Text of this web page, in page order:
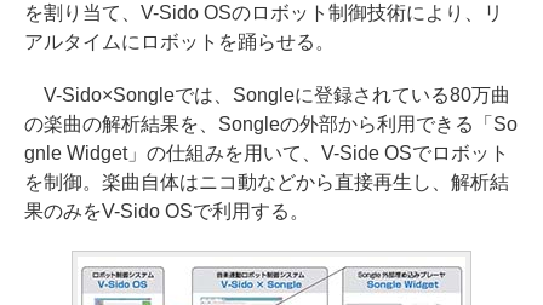
を割り当て、V-Sido OSのロボット制御技術により、リ
アルタイムにロボットを踊らせる。
V-Sido×Songleでは、Songleに登録されている80万曲
の楽曲の解析結果を、Songleの外部から利用できる「So
gnle Widget」の仕組みを用いて、V-Side OSでロボット
を制御。楽曲自体はニコ動などから直接再生し、解析結
果のみをV-Sido OSで利用する。